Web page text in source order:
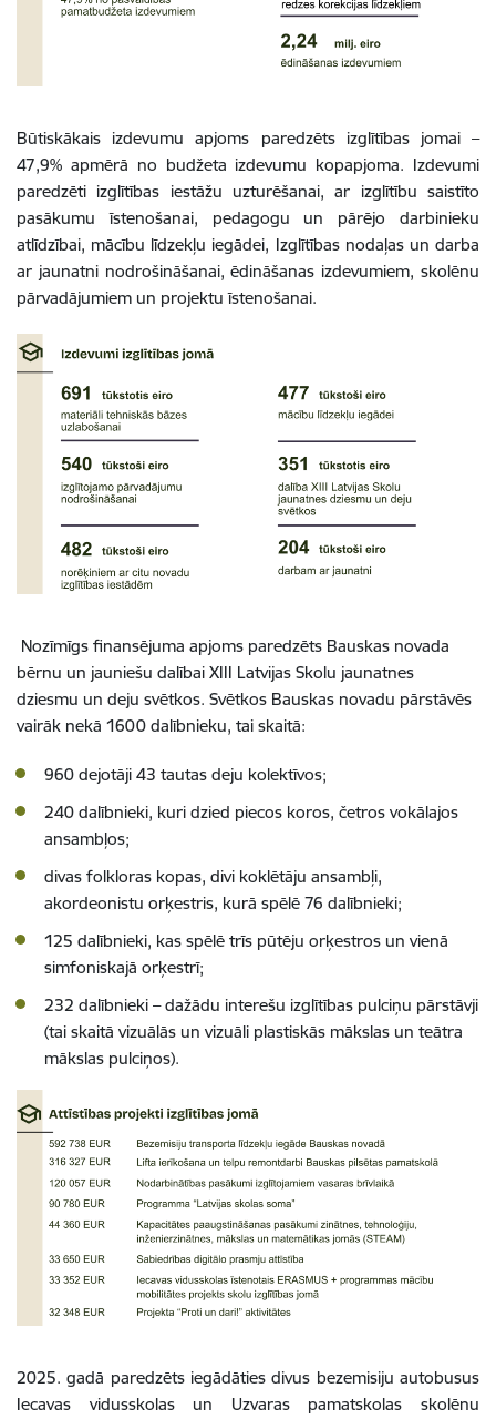
Būtiskākais izdevumu apjoms paredzēts izglītības jomai –
47,9% apmērā no budžeta izdevumu kopapjoma. Izdevumi
paredzēti izglītības iestāžu uzturēšanai, ar izglītību saistīto
pasākumu īstenošanai, pedagogu un pārējo darbinieku
atlīdzībai, mācību līdzekļu iegādei, Izglītības nodaļas un darba
ar jaunatni nodrošināšanai, ēdināšanas izdevumiem, skolēnu
pārvadājumiem un projektu īstenošanai.
Nozīmīgs finansējuma apjoms paredzēts Bauskas novada
bērnu un jauniešu dalībai XIII Latvijas Skolu jaunatnes
dziesmu un deju svētkos. Svētkos Bauskas novadu pārstāvēs
vairāk nekā 1600 dalībnieku, tai skaitā:
960 dejotāji 43 tautas deju kolektīvos;
240 dalībnieki, kuri dzied piecos koros, četros vokālajos
ansambļos;
divas folkloras kopas, divi koklētāju ansambļi,
akordeonistu orķestris, kurā spēlē 76 dalībnieki;
125 dalībnieki, kas spēlē trīs pūtēju orķestros un vienā
simfoniskajā orķestrī;
232 dalībnieki – dažādu interešu izglītības pulciņu pārstāvji
(tai skaitā vizuālās un vizuāli plastiskās mākslas un teātra
mākslas pulciņos).
2025. gadā paredzēts iegādāties divus bezemisiju autobusus
Iecavas vidusskolas un Uzvaras pamatskolas skolēnu